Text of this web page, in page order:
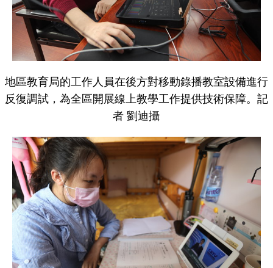
地區教育局的工作人員在後方對移動錄播教室設備進行
反復調試，為全區開展線上教學工作提供技術保障。記
者 劉迪攝